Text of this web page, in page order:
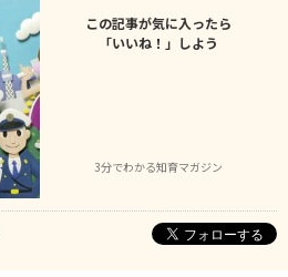
この記事が気に入ったら
「いいね！」しよう
3分でわかる知育マガジン